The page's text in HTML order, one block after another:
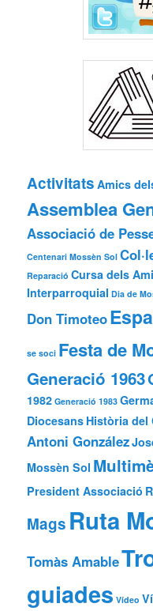
Activitats Amics
Assemblea
Associació de
Centenari Mossèn Sol
Reparació Cursa dels
Interparroquial Dia de
Don Timoteo
se soci Festa de
Generació 1963
1982 Generació 1983
Diocesans Història del
Antoni González
Mossèn Sol
President Associació
Mags Ruta
Tomàs Amable
guiades Vídeo